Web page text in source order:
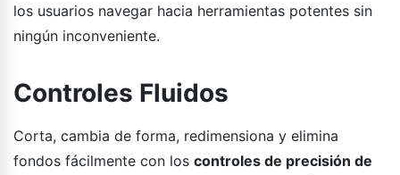
los usuarios navegar hacia herramientas potentes sin
ningún inconveniente.
Controles Fluidos
Corta, cambia de forma, redimensiona y elimina
fondos fácilmente con los controles de precisión de